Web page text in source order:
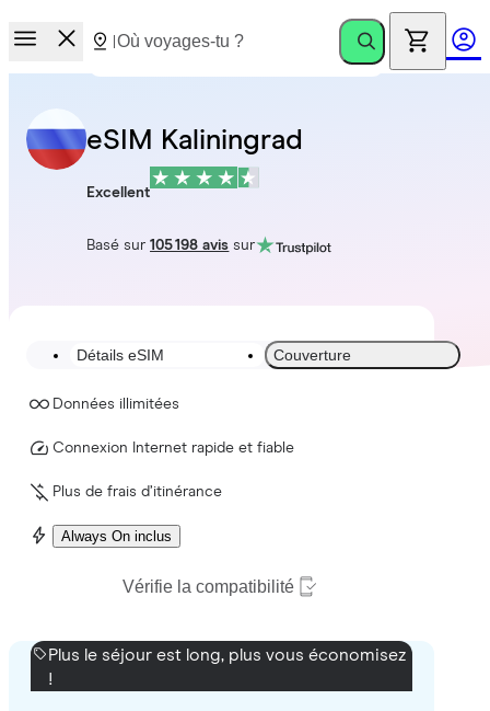
eSIM Kaliningrad
Excellent
Basé sur105 198 avis sur
Détails eSIM Couverture
Données illimitées
Connexion Internet rapide et fiable
Plus de frais d’itinérance
Always On inclus
Vérifie la compatibilité
Plus le séjour est long, plus vous économisez
!